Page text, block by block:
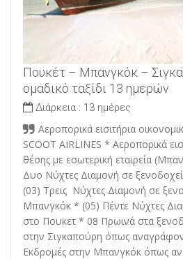
Πουκέτ – Μπανγκόκ –
ομαδικό ταξίδι 13 ημερών
Διάρκεια : 13 ημέρες
Αεροπορικά εισιτήρια
SCOOT AIRLINES * Αεροπορικά
θέσης με εσωτερική εταιρεία
Δυο Νύχτες Διαμονή σε
(03) Τρεις Νύχτες Διαμονή σε
Μπανγκόκ * (05) Πέντε Νύχτες
στο Πουκετ * 08 Πρωινά στα
στην Σιγκαπούρη όπως
Εκδρομές στην Μπανγκόκ όπως